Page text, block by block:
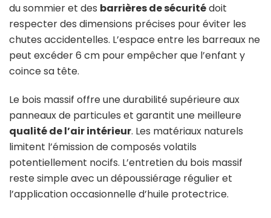
du sommier et des barrières de sécuritédoit
respecter des dimensions précises pour éviter les
chutes accidentelles. L’espace entre les barreaux ne
peut excéder 6 cm pour empêcher que l’enfant y
coince sa tête.
Le bois massif offre une durabilité supérieure aux
panneaux de particules et garantit une meilleure
qualité de l’air intérieur. Les matériaux naturels
limitent l’émission de composés volatils
potentiellement nocifs. L’entretien du bois massif
reste simple avec un dépoussiérage régulier et
l’application occasionnelle d’huile protectrice.